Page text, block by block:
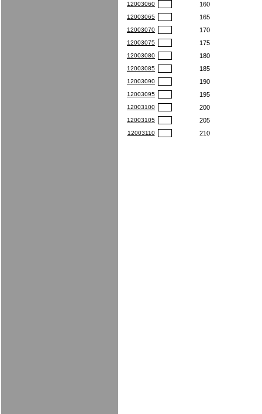
12003060 160
12003065 165
12003070 170
12003075 175
12003080 180
12003085 185
12003090 190
12003095 195
12003100 200
12003105 205
12003110 210